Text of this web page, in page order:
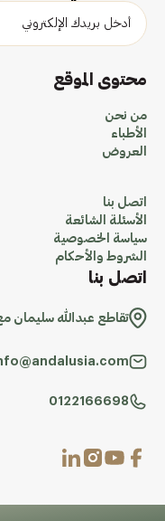
محتوى الموقع
من نحن
الأطباء
العروض
اتصل بنا
الأسئلة الشائعة
سياسة الخصوصية
الشروط والأحكام
اتصل بنا
تقاطع عبدالله سليمان
0122166698